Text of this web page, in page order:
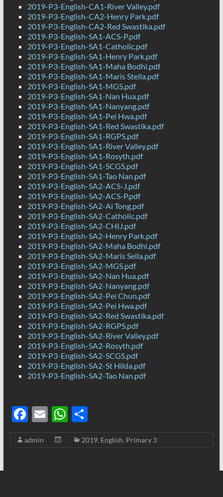
2019-P3-English-CA1-River Valley.pdf
2019-P3-English-CA2-Henry Park.pdf
2019-P3-English-CA2-Red Swastika.pdf
2019-P3-English-SA1-ACS-P.pdf
2019-P3-English-SA1-Catholic.pdf
2019-P3-English-SA1-Henry Park.pdf
2019-P3-English-SA1-Maha Bodhi.pdf
2019-P3-English-SA1-Maris Stella.pdf
2019-P3-English-SA1-MGS.pdf
2019-P3-English-SA1-Nan Hua.pdf
2019-P3-English-SA1-Nanyang.pdf
2019-P3-English-SA1-Pei Hwa.pdf
2019-P3-English-SA1-Red Swastika.pdf
2019-P3-English-SA1-RGPS.pdf
2019-P3-English-SA1-River Valley.pdf
2019-P3-English-SA1-Rosyth.pdf
2019-P3-English-SA1-SCGS.pdf
2019-P3-English-SA1-Tao Nan.pdf
2019-P3-English-SA2-ACS-J.pdf
2019-P3-English-SA2-ACS-P.pdf
2019-P3-English-SA2-Ai Tong.pdf
2019-P3-English-SA2-Catholic.pdf
2019-P3-English-SA2-CHIJ.pdf
2019-P3-English-SA2-Henry Park.pdf
2019-P3-English-SA2-Maha Bodhi.pdf
2019-P3-English-SA2-Maris Sella.pdf
2019-P3-English-SA2-MGS.pdf
2019-P3-English-SA2-Nan Hua.pdf
2019-P3-English-SA2-Nanyang.pdf
2019-P3-English-SA2-Pei Chun.pdf
2019-P3-English-SA2-Pei Hwa.pdf
2019-P3-English-SA2-Red Swastika.pdf
2019-P3-English-SA2-RGPS.pdf
2019-P3-English-SA2-River Valley.pdf
2019-P3-English-SA2-Rosyth.pdf
2019-P3-English-SA2-SCGS.pdf
2019-P3-English-SA2-St Hilda.pdf
2019-P3-English-SA2-Tao Nan.pdf
F
ac
e
E
m
ail
W
h
at
S
h
ar
admin 2019, English, Primary 3